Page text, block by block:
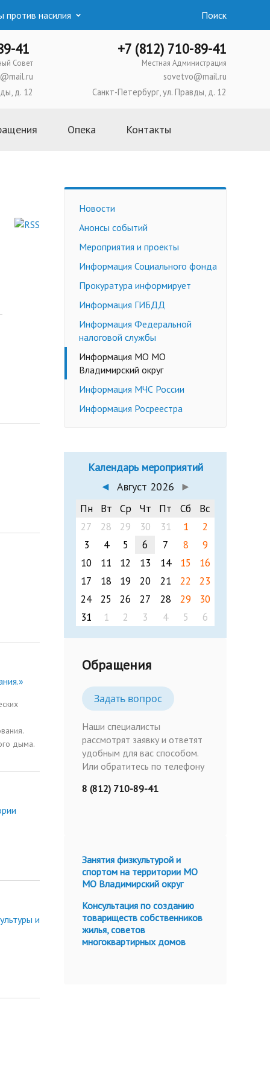
против насилия Поиск
41
Совет
+7 (812) 710-89-41
Местная Администрация
sovetvo@mail.ru
д. 12
Санкт-Петербург, ул. Правды, д. 12
Опека
Школа приемных родителей
Усыновление
Трудоустройство
несовершеннолетних
Недееспособные граждане
Эмансипация
Изменение имени и фамилии
несовершеннолетнему до 14 лет
Формы заявлений
Действующее законодательство
Контакты
дыма.
и
Новости
Анонсы событий
Мероприятия и проекты
Информация Социального фонда
Прокуратура информирует
Информация ГИБДД
Информация Федеральной
налоговой службы
Информация МО МО
Владимирский округ
Информация МЧС России
Информация Росреестра
Календарь мероприятий
◄ Август 2026 ►
Пн Вт Ср Чт Пт Сб
Вс
27
28 29 30 31 1
2
3
4 5 6 7 8
9
10
11 12 13 14 15
16
17
18 19 20 21 22
23
24
25 26 27 28 29
30
31
1 2 3 4 5 6
Обращения
Задать вопрос
Наши специалисты
рассмотрят заявку и ответят
удобным для вас способом.
Или обратитесь по телефону
8 (812) 710-89-41
Занятия физкультурой и
спортом на территории МО
МО Владимирский округ
Консультация по созданию
товариществ собственников
жилья, советов
многоквартирных домов